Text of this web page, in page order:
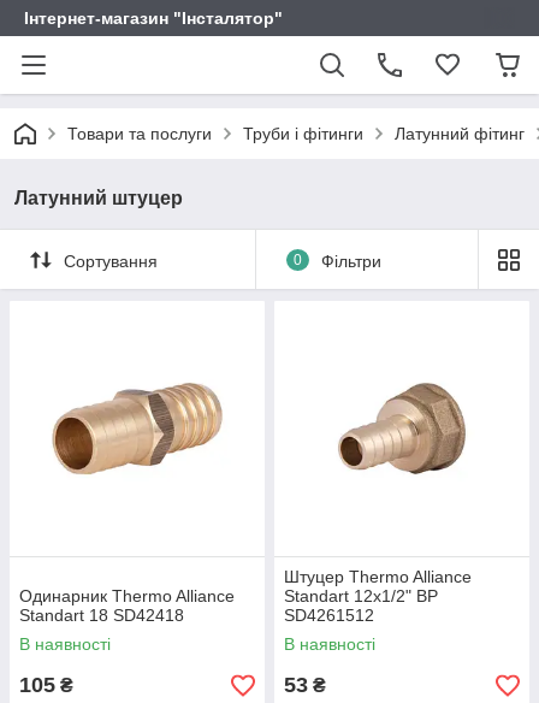
Інтернет-магазин "Інсталятор"
Товари та послуги Труби і фітинги Латунний фітинг
Латунний штуцер
Сортування 0 Фільтри
Одинарник Thermo Alliance
Standart 18 SD42418
В наявності
105 ₴
Штуцер Thermo Alliance
Standart 12х1/2" ВР
SD4261512
В наявності
53 ₴